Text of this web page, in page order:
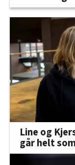
Line og
går helt